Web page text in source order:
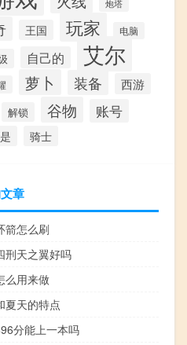
炮塔
王国 玩家 电脑
自己的 艾尔
萝卜 装备 西游
解锁 谷物 账号
骑士
章
箭怎么刷
刑天之翼好吗
么用来做
夏天的特点
分能上一本吗